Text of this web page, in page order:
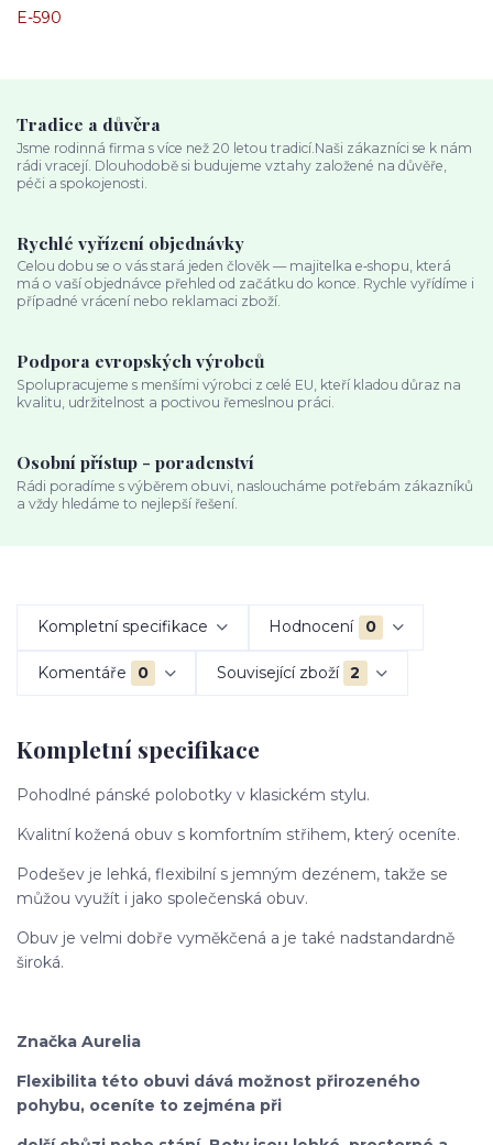
Tradice a důvěra
Jsme rodinná firma s více než 20 letou tradicí.Naši zákazníci se k nám
rádi vracejí. Dlouhodobě si budujeme vztahy založené na důvěře,
péči a spokojenosti.
Rychlé vyřízení objednávky
Celou dobu se o vás stará jeden člověk — majitelka e‑shopu, která
má o vaší objednávce přehled od začátku do konce. Rychle vyřídíme i
případné vrácení nebo reklamaci zboží.
Podpora evropských výrobců
Spolupracujeme s menšími výrobci z celé EU, kteří kladou důraz na
kvalitu, udržitelnost a poctivou řemeslnou práci.
Osobní přístup - poradenství
Rádi poradíme s výběrem obuvi, nasloucháme potřebám zákazníků
a vždy hledáme to nejlepší řešení.
Kompletní specifikace Hodnocení 0
Komentáře 0 Související zboží 2
Kompletní specifikace
Pohodlné pánské polobotky v klasickém stylu.
Kvalitní kožená obuv s komfortním střihem, který oceníte.
Podešev je lehká, flexibilní s jemným dezénem, takže se
můžou využít i jako společenská obuv.
Obuv je velmi dobře vyměkčená a je také nadstandardně
široká.
Značka Aurelia
Flexibilita této obuvi dává možnost přirozeného
pohybu, oceníte to zejména při